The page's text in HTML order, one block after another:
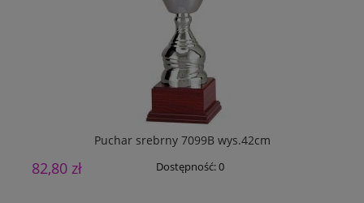
Puchar srebrny 7099B wys.42cm
82,80 zł Dostępność:0